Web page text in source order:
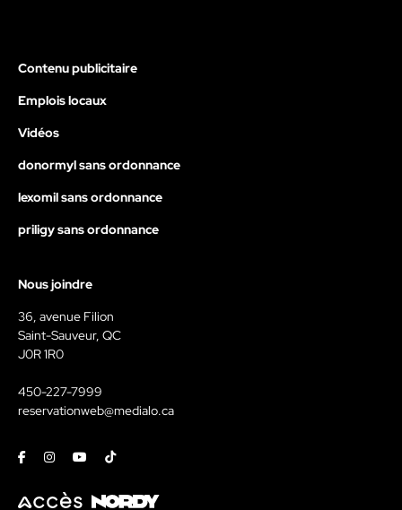
Contenu publicitaire
Emplois locaux
Vidéos
donormyl sans ordonnance
lexomil sans ordonnance
priligy sans ordonnance
Nous joindre
36, avenue Filion
Saint-Sauveur, QC
J0R 1R0
450-227-7999
reservationweb@medialo.ca
FacebookInstagramYoutubeTiktok